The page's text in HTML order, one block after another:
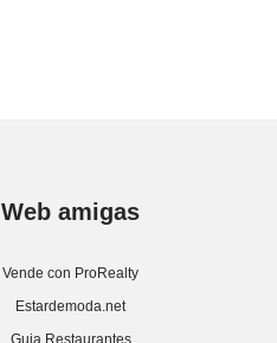
Web amigas
Vende con ProRealty
Estardemoda.net
Guia Restaurantes